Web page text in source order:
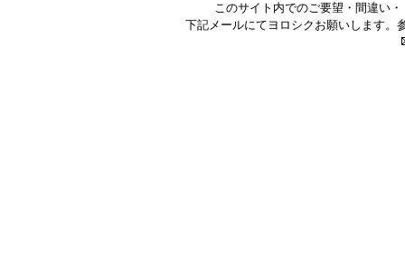
このサイト内でのご要望・間違い
下記メールにてヨロシクお願いします。